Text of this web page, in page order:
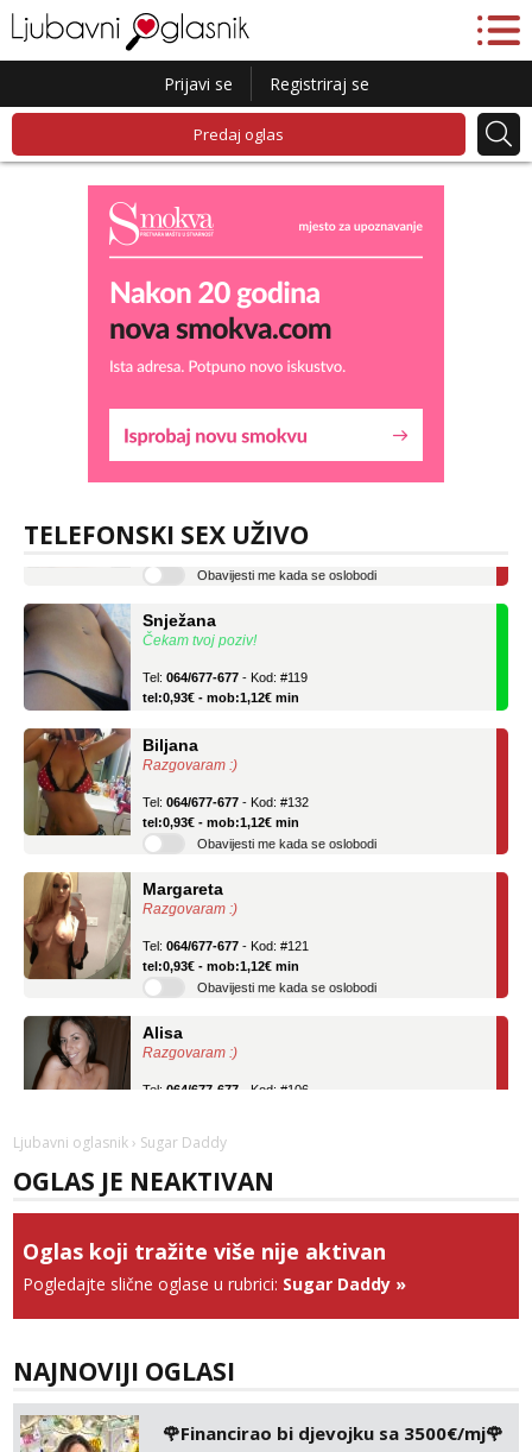
Prijavi se Registriraj se
Predaj oglas
TELEFONSKI SEX UŽIVO
Liliana
Razgovaram :)
tel:0,93€ - mob:1,12€ min
Čekam tvoj poziv!
tel:0,93€ - mob:1,12€ min
Razgovaram :)
tel:0,93€ - mob:1,12€ min
Obavijesti me kada se oslobodi
Razgovaram :)
tel:0,93€ - mob:1,12€ min
Obavijesti me kada se oslobodi
Razgovaram :)
tel:0,93€ - mob:1,12€ min
Čekam tvoj poziv!
Tel:064/677-677- Kod: #123
Anđela
tel:0,93€ - mob:1,12€ min
Liliana
Razgovaram :)
Ljubavni oglasnik › Sugar Daddy
OGLAS JE NEAKTIVAN
Oglas koji tražite više nije aktivan
Pogledajte slične oglase u rubrici: Sugar Daddy »
NAJNOVIJI OGLASI
🌹Financirao bi djevojku sa 3500€/mj🌹